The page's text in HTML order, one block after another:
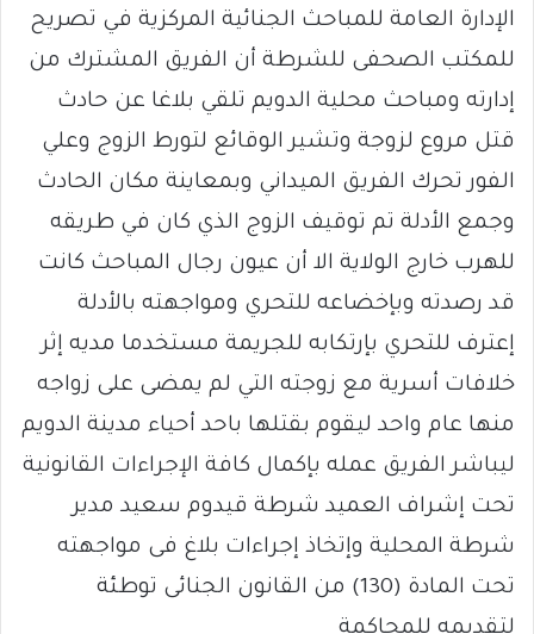
الإدارة العامة للمباحث الجنائية المركزية في تصريح
للمكتب الصحفى للشرطة أن الفريق المشترك من
إدارته ومباحث محلية الدويم تلقي بلاغا عن حادث
قتل مروع لزوجة وتشير الوقائع لتورط الزوج وعلي
الفور تحرك الفريق الميداني وبمعاينة مكان الحادث
وجمع الأدلة تم توقيف الزوج الذي كان في طريقه
للهرب خارج الولاية الا أن عيون رجال المباحث كانت
قد رصدته وبإخضاعه للتحري ومواجهته بالأدلة
إعترف للتحري بإرتكابه للجريمة مستخدما مديه إثر
خلافات أسرية مع زوجته التي لم يمضى على زواجه
منها عام واحد ليقوم بقتلها باحد أحياء مدينة الدويم
ليباشر الفريق عمله بإكمال كافة الإجراءات القانونية
تحت إشراف العميد شرطة قيدوم سعيد مدير
شرطة المحلية وإتخاذ إجراءات بلاغ فى مواجهته
تحت المادة (130) من القانون الجنائى توطئة
لتقديمه للمحاكمة